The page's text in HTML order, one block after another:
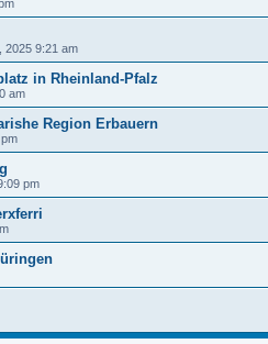
2025 9:21 am
in Rheinland-Pfalz
am
Region Erbauern
pm